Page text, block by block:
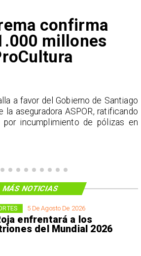
confirma
millones
a favor del Gobierno de Santiago
la aseguradora ASPOR, ratificando
incumplimiento de pólizas en
5 De Agosto De 2026
enfrentará a los
del Mundial 2026
MÁS NOTICIAS